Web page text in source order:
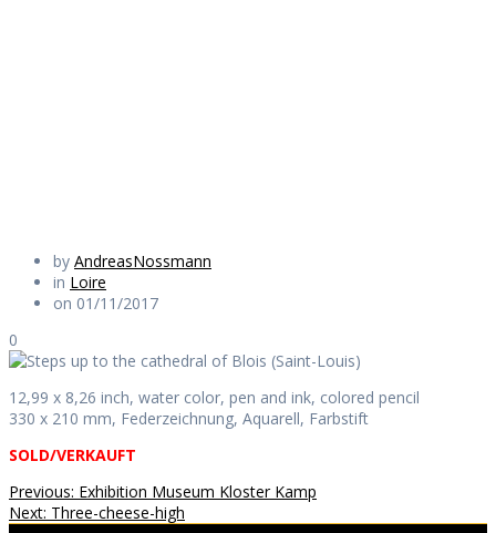
by AndreasNossmann
in Loire
on 01/11/2017
0
12,99 x 8,26 inch, water color, pen and ink, colored pencil
330 x 210 mm, Federzeichnung, Aquarell, Farbstift
SOLD/VERKAUFT
Beitragsnavigation
Previous: Previous
post:
Exhibition Museum Kloster Kamp
Next: Next
Three-cheese-high